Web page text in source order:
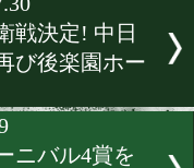
キシコ合宿へ
へ本格始動